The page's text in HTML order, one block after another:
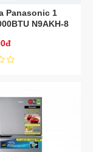
Panasonic 1
N9AKH-8